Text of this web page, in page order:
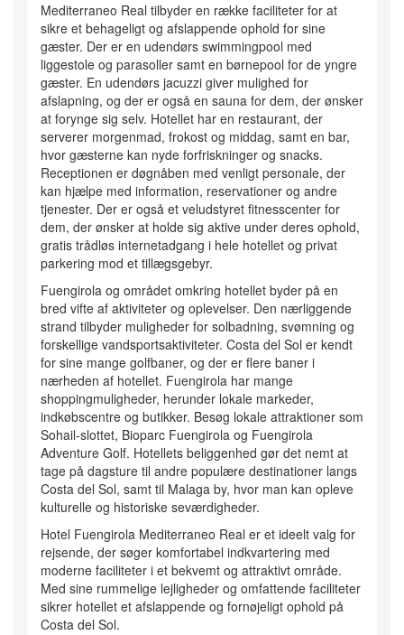
Mediterraneo Real tilbyder en række faciliteter for at
sikre et behageligt og afslappende ophold for sine
gæster. Der er en udendørs swimmingpool med
liggestole og parasoller samt en børnepool for de yngre
gæster. En udendørs jacuzzi giver mulighed for
afslapning, og der er også en sauna for dem, der ønsker
at forynge sig selv. Hotellet har en restaurant, der
serverer morgenmad, frokost og middag, samt en bar,
hvor gæsterne kan nyde forfriskninger og snacks.
Receptionen er døgnåben med venligt personale, der
kan hjælpe med information, reservationer og andre
tjenester. Der er også et veludstyret fitnesscenter for
dem, der ønsker at holde sig aktive under deres ophold,
gratis trådløs internetadgang i hele hotellet og privat
parkering mod et tillægsgebyr.
Fuengirola og området omkring hotellet byder på en
bred vifte af aktiviteter og oplevelser. Den nærliggende
strand tilbyder muligheder for solbadning, svømning og
forskellige vandsportsaktiviteter. Costa del Sol er kendt
for sine mange golfbaner, og der er flere baner i
nærheden af hotellet. Fuengirola har mange
shoppingmuligheder, herunder lokale markeder,
indkøbscentre og butikker. Besøg lokale attraktioner som
Sohail-slottet, Bioparc Fuengirola og Fuengirola
Adventure Golf. Hotellets beliggenhed gør det nemt at
tage på dagsture til andre populære destinationer langs
Costa del Sol, samt til Malaga by, hvor man kan opleve
kulturelle og historiske seværdigheder.
Hotel Fuengirola Mediterraneo Real er et ideelt valg for
rejsende, der søger komfortabel indkvartering med
moderne faciliteter i et bekvemt og attraktivt område.
Med sine rummelige lejligheder og omfattende faciliteter
sikrer hotellet et afslappende og fornøjeligt ophold på
Costa del Sol.